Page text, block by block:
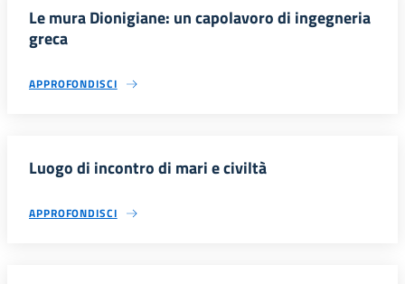
Le mura Dionigiane: un capolavoro di ingegneria
greca
APPROFONDISCI
Luogo di incontro di mari e civiltà
APPROFONDISCI